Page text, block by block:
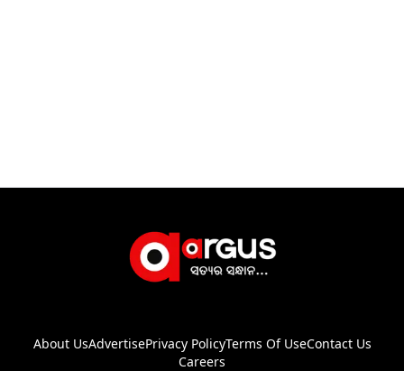
About UsAdvertisePrivacy PolicyTerms Of UseContact Us
Careers